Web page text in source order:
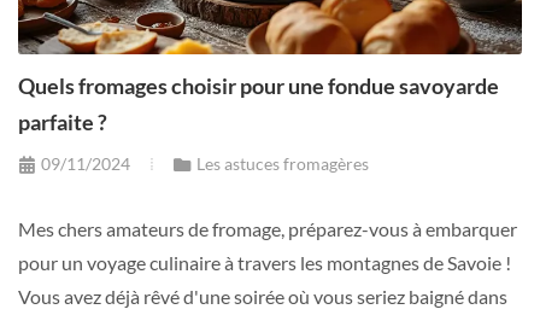
Quels fromages choisir pour une fondue savoyarde
parfaite ?
09/11/2024 Les astuces fromagères
Mes chers amateurs de fromage, préparez-vous à embarquer
pour un voyage culinaire à travers les montagnes de Savoie !
Vous avez déjà rêvé d'une soirée où vous seriez baigné dans